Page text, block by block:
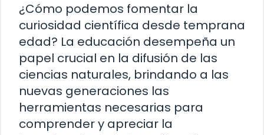
¿Cómo podemos fomentar la
curiosidad científica desde temprana
edad? La educación desempeña un
papel crucial en la difusión de las
ciencias naturales, brindando a las
nuevas generaciones las
herramientas necesarias para
comprender y apreciar la